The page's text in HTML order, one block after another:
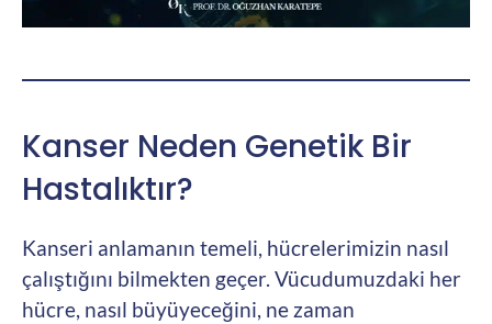
Kanser Neden Genetik Bir
Hastalıktır?
Kanseri anlamanın temeli, hücrelerimizin nasıl
çalıştığını bilmekten geçer. Vücudumuzdaki her
hücre, nasıl büyüyeceğini, ne zaman